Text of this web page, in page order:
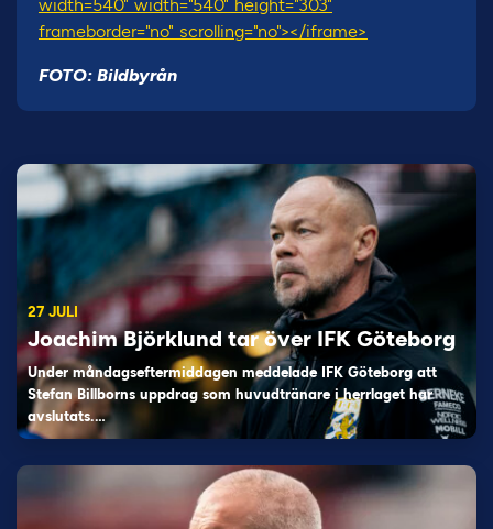
width=540" width="540" height="303"
frameborder="no" scrolling="no"></iframe>
FOTO: Bildbyrån
27 JULI
Joachim Björklund tar över IFK Göteborg
Under måndagseftermiddagen meddelade IFK Göteborg att
Stefan Billborns uppdrag som huvudtränare i herrlaget har
avslutats.…